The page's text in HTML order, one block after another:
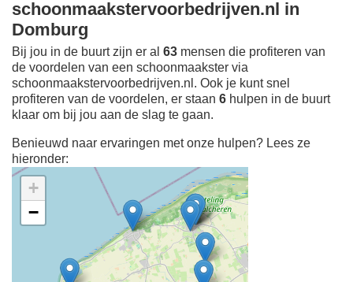
schoonmaakstervoorbedrijven.nl in
Domburg
Bij jou in de buurt zijn er al 63 mensen die profiteren van
de voordelen van een schoonmaakster via
schoonmaakstervoorbedrijven.nl. Ook je kunt snel
profiteren van de voordelen, er staan 6 hulpen in de buurt
klaar om bij jou aan de slag te gaan.
Benieuwd naar ervaringen met onze hulpen? Lees ze
hieronder:
Ontdek meer ervaringen
Schoonmaakster bij
jou in de buurt
+
−